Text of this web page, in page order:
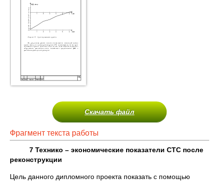
Скачать файл
Фрагмент текста работы
7 Технико – экономические показатели СТС после
реконструкции
Цель данного дипломного проекта показать с помощью